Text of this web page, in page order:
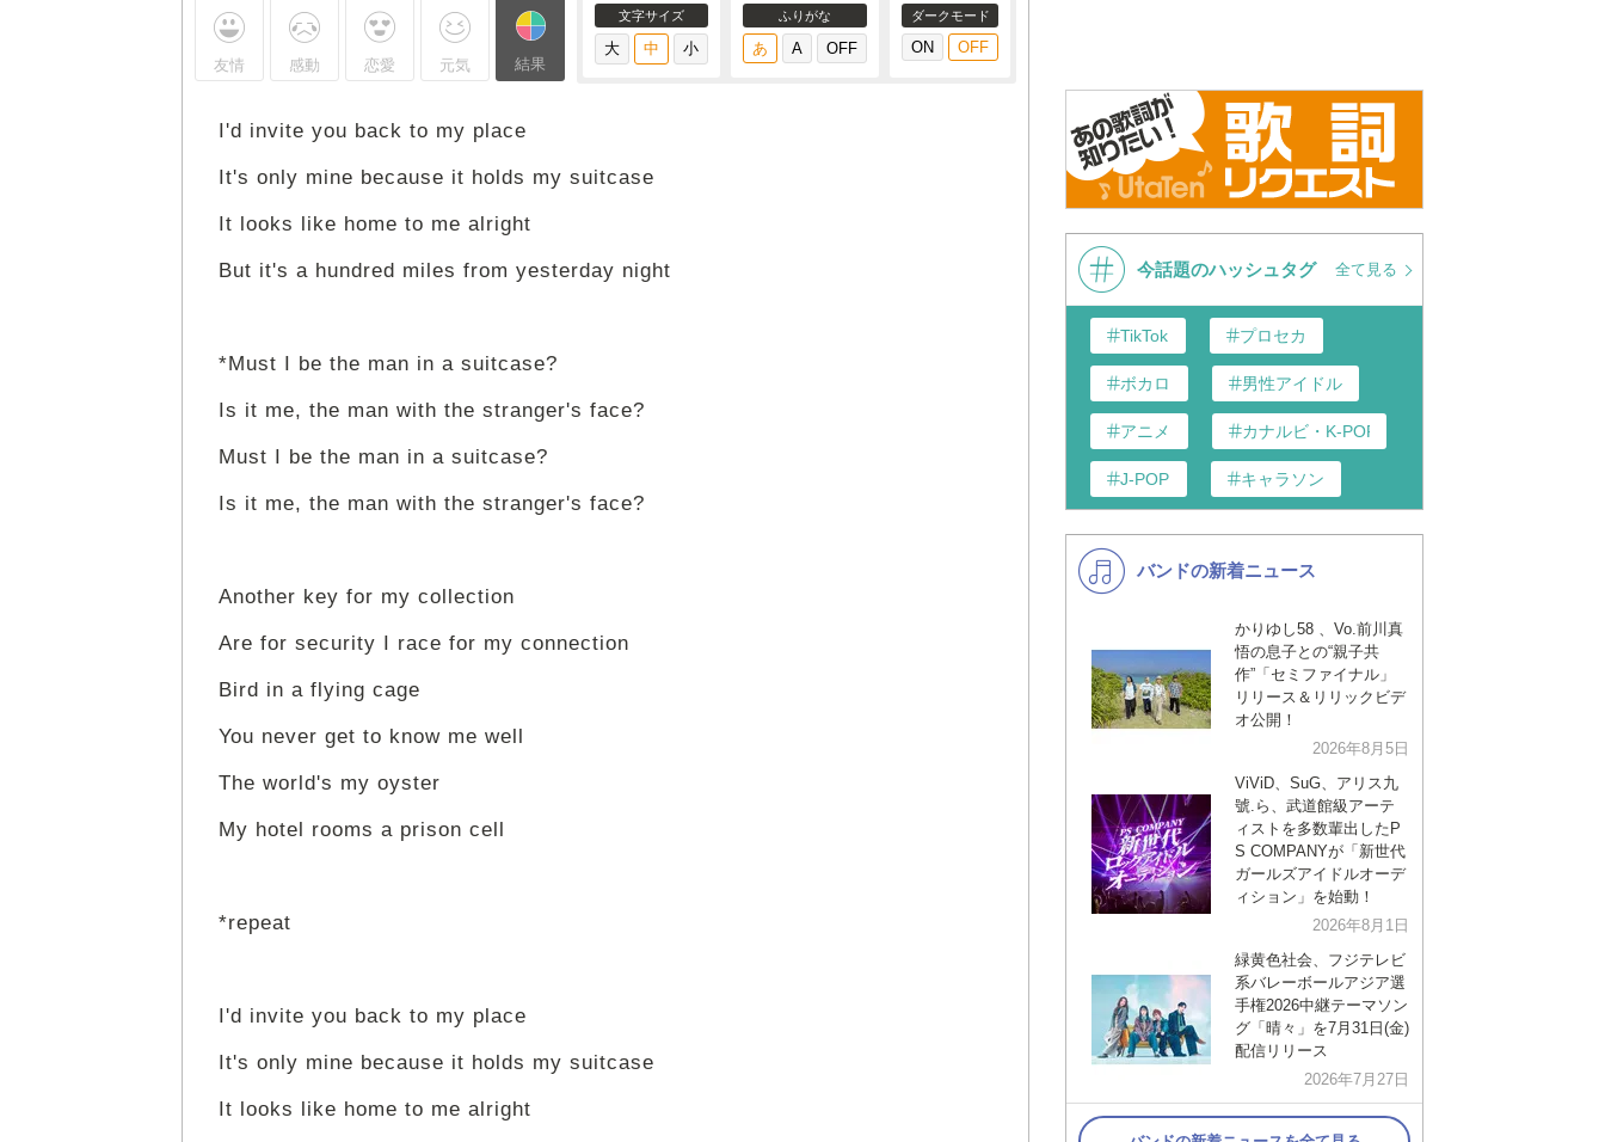
友情 感動 恋愛 元気 結果
文字サイズ ふりがな ダークモード
I'd invite you back to my place
It's only mine because it holds my suitcase
It looks like home to me alright
But it's a hundred miles from yesterday night
*Must I be the man in a suitcase?
Is it me, the man with the stranger's face?
Must I be the man in a suitcase?
Is it me, the man with the stranger's face?
Another key for my collection
Are for security I race for my connection
Bird in a flying cage
You never get to know me well
The world's my oyster
My hotel rooms a prison cell
*repeat
I'd invite you back to my place
It's only mine because it holds my suitcase
It looks like home to me alright
今話題のハッシュタグ 全て見る
TikTok プロセカ
ボカロ 男性アイドル
アニメ カナルビ・K-POP和訳
J-POP キャラソン
K-POP 演歌・歌謡
洋楽
VTuber ディズニー
バンドの新着ニュース
かりゆし58 、Vo.前川真
悟の息子との“親子共
作”「セミファイナル」
リリース＆リリックビデ
オ公開！
2026年8月5日
ViViD、SuG、アリス九
號.ら、武道館級アーテ
ィストを多数輩出したP
S COMPANYが「新世代
ガールズアイドルオーデ
ィション」を始動！
2026年8月1日
緑黄色社会、フジテレビ
系バレーボールアジア選
手権2026中継テーマソン
グ「晴々」を7月31日(金)
配信リリース
2026年7月27日